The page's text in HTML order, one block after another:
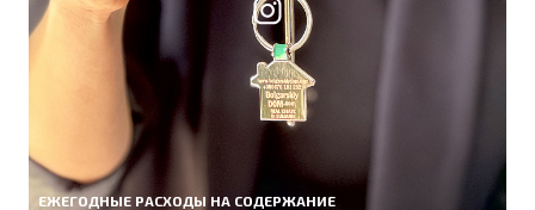
ЕЖЕГОДНЫЕ РАСХОДЫ НА СОДЕРЖАНИЕ